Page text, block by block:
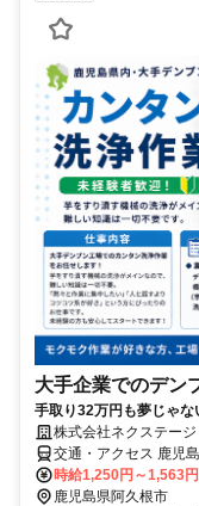
大手企業でのデン
手取り32万円も夢じゃな
株式会社ネクステージ
交通・アクセス 鹿児
時給1,250円～1,563円
鹿児島県阿久根市